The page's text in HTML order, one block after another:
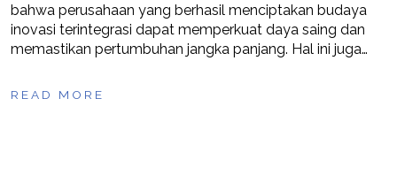
bahwa perusahaan yang berhasil menciptakan budaya
inovasi terintegrasi dapat memperkuat daya saing dan
memastikan pertumbuhan jangka panjang. Hal ini juga…
READ MORE